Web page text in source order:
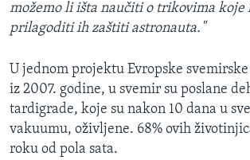
možemo li išta naučiti o trikovima koje
prilagoditi ih zaštiti astronauta."
U jednom projektu Evropske
iz 2007. godine, u svemir su poslane
tardigrade, koje su nakon 10 dana u
vakuumu, oživljene. 68% ovih
roku od pola sata.